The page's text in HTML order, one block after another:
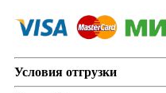
Условия отгрузки